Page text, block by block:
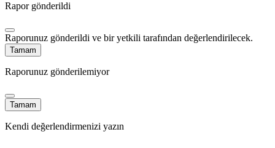
Rapor gönderildi
Raporunuz gönderildi ve bir yetkili tarafından değerlendirilecek.
Tamam
Raporunuz gönderilemiyor
Tamam
Kendi değerlendirmenizi yazın